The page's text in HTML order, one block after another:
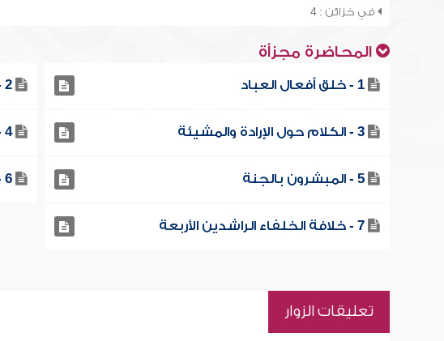
في خزائن : 4
المحاضرة مجزأة
1 - خلق أفعال العباد 2 - الإيمان بالقضاء والقدر خيره وشره
3 - الكلام حول الإرادة والمشيئة 4 - الشهادة بالجنة والنار
5 - المبشرون بالجنة 6 - فضل الصحابة ومنزلتهم والطعن فيهم
7 - خلافة الخلفاء الراشدين الأربعة
تعليقات الزوار